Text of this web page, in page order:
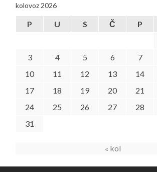
kolovoz 2026
P U S Č P
3
4 5 6 7
10
11 12 13 14
17
18 19 20 21
24
25 26 27 28
31
« kol